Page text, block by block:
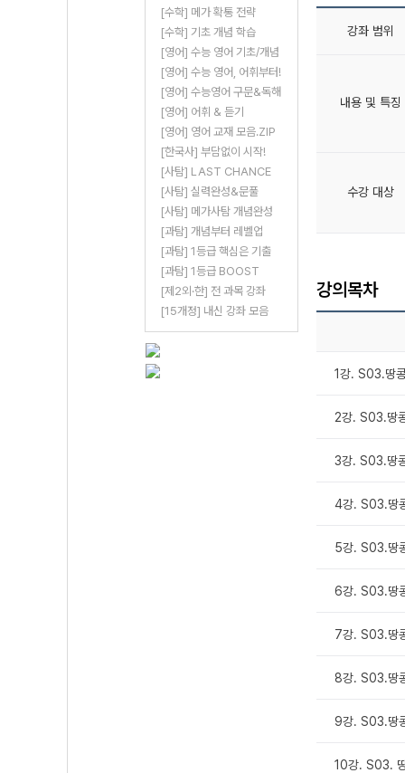
[수학] 메가 확통 전략
[수학] 기초 개념 학습
[영어] 수능 영어 기초/개념
[영어] 수능 영어, 어휘부터!
[영어] 수능영어 구문&독해
[영어] 어휘 & 듣기
[영어] 영어 교재 모음.ZIP
[한국사] 부담없이 시작!
[사탐] LAST CHANCE
[사탐] 실력완성&문풀
[사탐] 메가사탐 개념완성
[과탐] 개념부터 레벨업
[과탐] 1등급 핵심은 기출
[과탐] 1등급 BOOST
[제2외·한] 전 과목 강좌
[15개정] 내신 강좌 모음
강좌 범위
내용 및 특징
수강 대상
강의목차
1강. S03.땅
2강. S03.땅
3강. S03.땅
4강. S03.땅
5강. S03.땅
6강. S03.땅
7강. S03.땅
8강. S03.땅
9강. S03.땅
10강. S03.